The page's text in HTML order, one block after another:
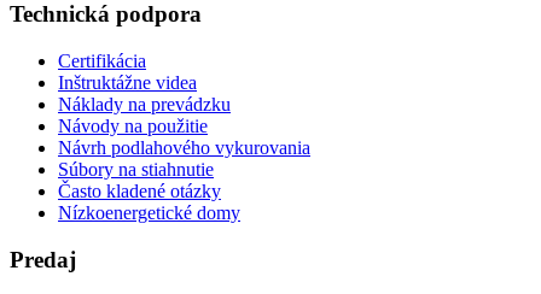
Technická podpora
Certifikácia
Inštruktážne videa
Náklady na prevádzku
Návody na použitie
Návrh podlahového vykurovania
Súbory na stiahnutie
Často kladené otázky
Nízkoenergetické domy
Predaj